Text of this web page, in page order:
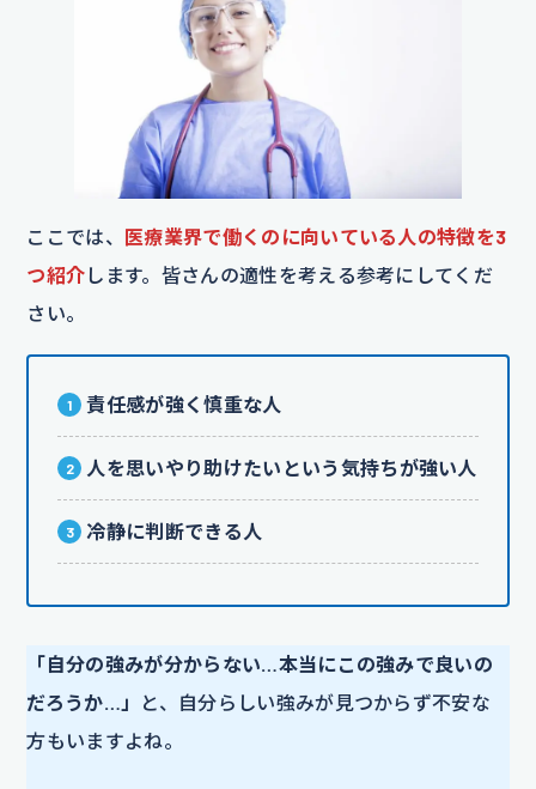
ここでは、 医療業界で働くのに向いている人の特徴を3
つ紹介 します。皆さんの適性を考える参考にしてくだ
さい。
責任感が強く慎重な人
人を思いやり助けたいという気持ちが強い人
冷静に判断できる人
「自分の強みが分からない…本当にこの強みで良いの
だろうか…」
と、自分らしい強みが見つからず不安な
方もいますよね。